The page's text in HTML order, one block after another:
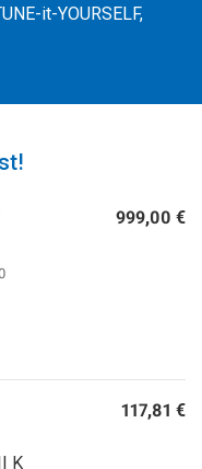
it-YOURSELF,
999,00 €
K
117,81 €